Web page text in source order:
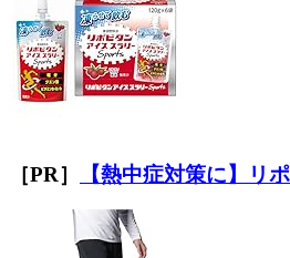
［PR］ 【熱中症対策に】リ